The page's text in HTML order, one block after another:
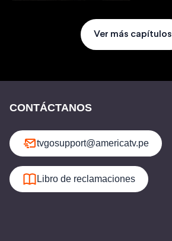
Ver más capítulos
CONTÁCTANOS
tvgosupport@americatv.pe
Libro de reclamaciones